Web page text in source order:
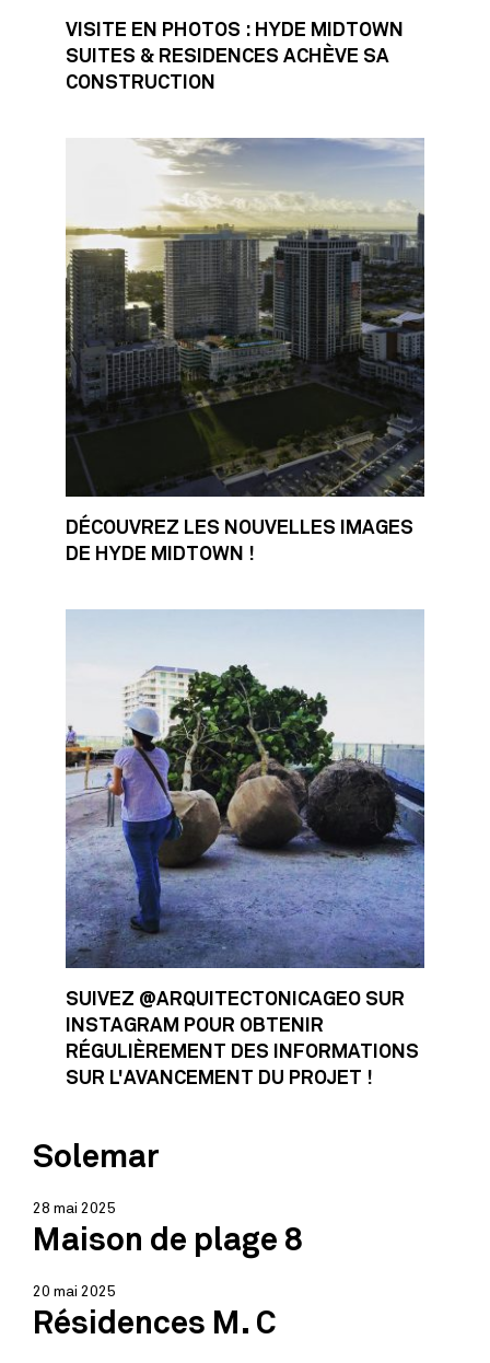
VISITE EN PHOTOS : HYDE MIDTOWN
SUITES & RESIDENCES ACHÈVE SA
CONSTRUCTION
DÉCOUVREZ LES NOUVELLES IMAGES
DE HYDE MIDTOWN !
SUIVEZ @ARQUITECTONICAGEO SUR
INSTAGRAM POUR OBTENIR
RÉGULIÈREMENT DES INFORMATIONS
SUR L'AVANCEMENT DU PROJET !
Solemar
28 mai 2025
Maison de plage 8
20 mai 2025
Résidences M. C